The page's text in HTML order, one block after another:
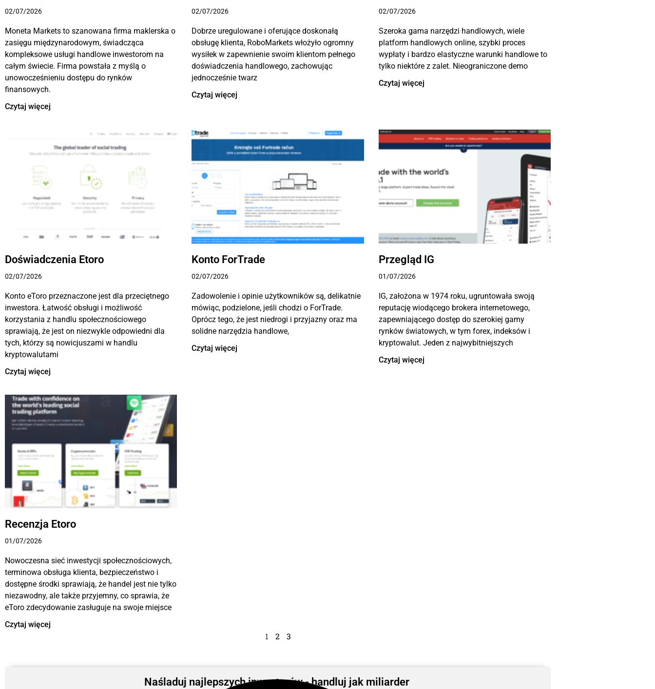
02/07/2026
Moneta Markets to szanowana firma maklerska o
zasięgu międzynarodowym, świadcząca
kompleksowe usługi handlowe inwestorom na
całym świecie. Firma powstała z myślą o
unowocześnieniu dostępu do rynków
finansowych.
Czytaj więcej
02/07/2026
Dobrze uregulowane i oferujące doskonałą
obsługę klienta, RoboMarkets włożyło ogromny
wysiłek w zapewnienie swoim klientom pełnego
doświadczenia handlowego, zachowując
jednocześnie twarz
Czytaj więcej
02/07/2026
Szeroka gama narzędzi handlowych, wiele
platform handlowych online, szybki proces
wypłaty i bardzo elastyczne warunki handlowe to
tylko niektóre z zalet. Nieograniczone demo
Czytaj więcej
Doświadczenia Etoro
02/07/2026
Konto eToro przeznaczone jest dla przeciętnego
inwestora. Łatwość obsługi i możliwość
korzystania z handlu społecznościowego
sprawiają, że jest on niezwykle odpowiedni dla
tych, którzy są nowicjuszami w handlu
kryptowalutami
Czytaj więcej
Konto ForTrade
02/07/2026
Zadowolenie i opinie użytkowników są, delikatnie
mówiąc, podzielone, jeśli chodzi o ForTrade.
Oprócz tego, że jest niedrogi i przyjazny oraz ma
solidne narzędzia handlowe,
Czytaj więcej
Przegląd IG
01/07/2026
IG, założona w 1974 roku, ugruntowała swoją
reputację wiodącego brokera internetowego,
zapewniającego dostęp do szerokiej gamy
rynków światowych, w tym forex, indeksów i
kryptowalut. Jeden z najwybitniejszych
Czytaj więcej
Recenzja Etoro
01/07/2026
Nowoczesna sieć inwestycji społecznościowych,
terminowa obsługa klienta, bezpieczeństwo i
dostępne środki sprawiają, że handel jest nie tylko
niezawodny, ale także przyjemny, co sprawia, że
eToro zdecydowanie zasługuje na swoje miejsce
Czytaj więcej
1 2 3
Naśladuj najlepszych inwestorów - handluj jak miliarder